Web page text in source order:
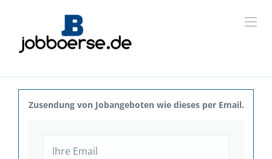
Zusendung von Jobangeboten wie dieses per Email.